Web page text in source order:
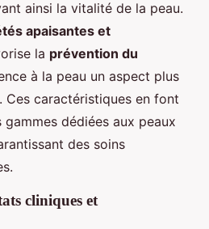
ainsi la vitalité de la peau.
apaisantes et
la prévention du
à la peau un aspect plus
Ces caractéristiques en font
dédiées aux peaux
des soins
cliniques et